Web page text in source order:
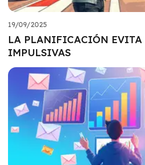
19/09/2025
LA PLANIFICACIÓN EVITA
IMPULSIVAS